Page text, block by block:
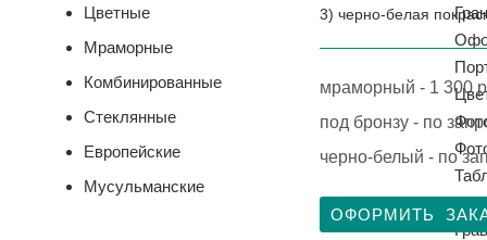
Цветные
Мраморные
Комбинированные
Стеклянные
Европейские
Мусульманские
3) черно-белая
мраморный - 1 300
под бронзу - по
черно-белый - по
ОФОРМИТЬ